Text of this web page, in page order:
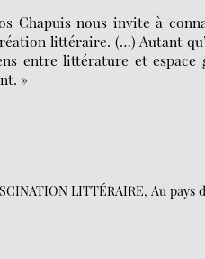
Chapuis nous invite à
littéraire. (…) Autant
entre littérature et espace
»
LITTÉRAIRE, Au